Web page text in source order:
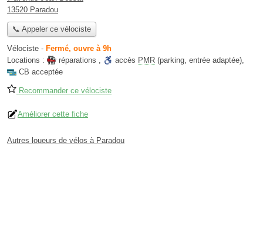
13520 Paradou
📞 Appeler ce vélociste
Vélociste - Fermé, ouvre à 9h
Locations :
réparations , accès PMR (parking, entrée adaptée),
CB acceptée
Recommander ce vélociste
Améliorer cette fiche
Autres loueurs de vélos à Paradou